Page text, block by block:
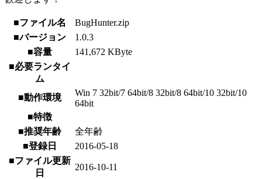
■ファイル名
BugHunter.zip
■バージョン
1.0.3
■容量
141,672 KByte
■必要ランタイ
ム
■動作環境
Win 7 32bit/7 64bit/8 32bit/8 64bit/10 32bit/10
64bit
■特徴
■推奨年齢
全年齢
■登録日
2016-05-18
■ファイル更新
日
2016-10-11